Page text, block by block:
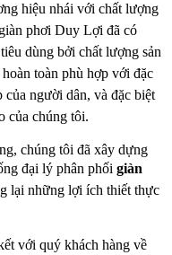
hiệu nhái với chất lượng
phơi Duy Lợi đã có
dùng bởi chất lượng sản
toàn phù hợp với đặc
người dân, và đặc biệt
của chúng tôi.
chúng tôi đã xây dựng
đại lý phân phối giàn
lại những lợi ích thiết thực
với quý khách hàng về